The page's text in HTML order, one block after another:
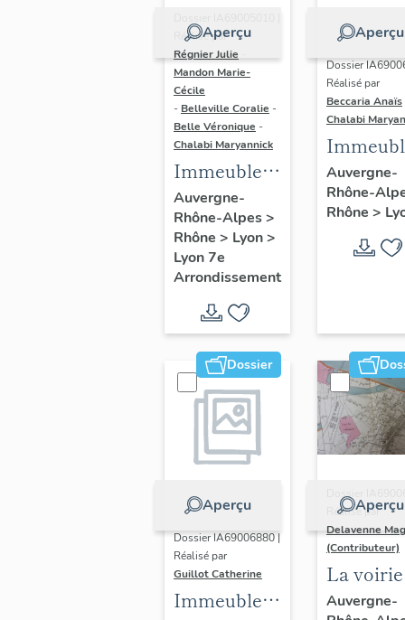
Aperçu
Réalisé par
Régnier Julie
Mandon Marie-
Cécile
- Belleville Coralie -
Belle Véronique -
Chalabi Maryannick
Immeubles
du secteur
d'étude La
Guillotière
Auvergne-
Rhône-Alpes>
Rhône > Lyon>
Lyon 7e
Arrondissement
Aperçu
Dossier
Réalisé par
Beccaria Anaïs
Chalabi
des
Trente
rive
Auvergne-
Rhône-
Rhône >
Dossier
Aperçu
Dossier IA69006880 |
Réalisé par
Guillot Catherine
Immeubles,
Aperçu
Dossier
Réalisé par
Delavenne
(Contributeur)
La
secteur
Auvergne-